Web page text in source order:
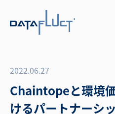
2022.06.27
Chaintopeと環境
けるパートナーシ